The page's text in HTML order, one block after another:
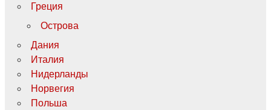
Греция
Острова
Дания
Италия
Нидерланды
Норвегия
Польша